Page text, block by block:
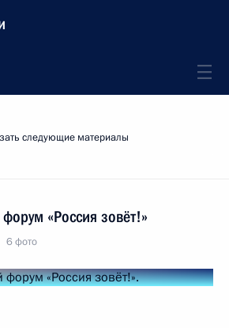
следующие материалы
«Россия зовёт!»
6 фото